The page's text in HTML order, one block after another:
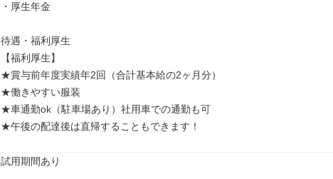
・厚生年金
待遇・福利厚生
【福利厚生】
★賞与前年度実績年2回（合計基本給の2ヶ月分）
★働きやすい服装
★車通勤ok（駐車場あり）社用車での通勤も可
★午後の配達後は直帰することもできます！
試用期間あり